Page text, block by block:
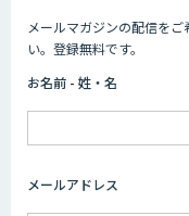
メールマガジンの配信を
い。登録無料です。
お名前 - 姓・名
メールアドレス